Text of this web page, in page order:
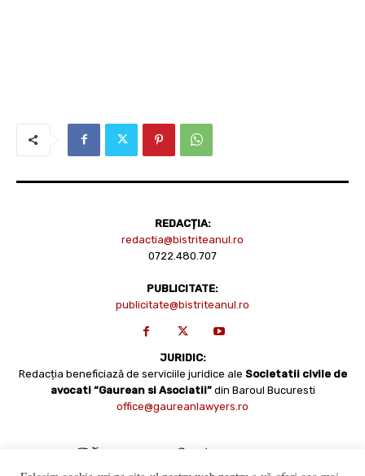
REDACȚIA:
redactia@bistriteanul.ro
0722.480.707
PUBLICITATE:
publicitate@bistriteanul.ro
JURIDIC:
Redacția beneficiază de serviciile juridice ale Societatii civile de
avocati “Gaurean si Asociatii” din Baroul Bucuresti
office@gaureanlawyers.ro